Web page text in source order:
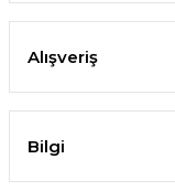
Alışveriş
Bilgi